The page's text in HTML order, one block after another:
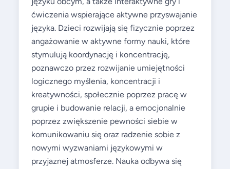
ćwiczenia wspierające aktywne przyswajanie
języka. Dzieci rozwijają się fizycznie poprzez
angażowanie w aktywne formy nauki, które
stymulują koordynację i koncentrację,
poznawczo przez rozwijanie umiejętności
logicznego myślenia, koncentracji i
kreatywności, społecznie poprzez pracę w
grupie i budowanie relacji, a emocjonalnie
poprzez zwiększenie pewności siebie w
komunikowaniu się oraz radzenie sobie z
nowymi wyzwaniami językowymi w
przyjaznej atmosferze. Nauka odbywa się